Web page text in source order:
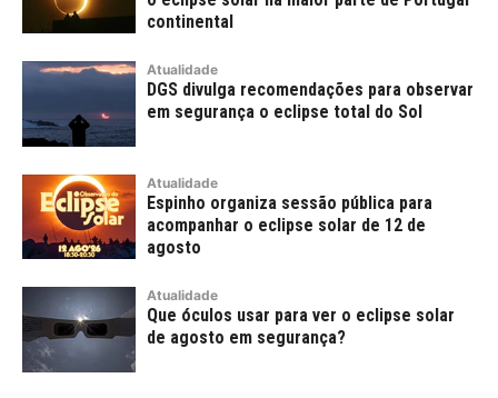
continental
Atualidade
DGS divulga recomendações para observar
em segurança o eclipse total do Sol
Atualidade
Espinho organiza sessão pública para
acompanhar o eclipse solar de 12 de
agosto
Atualidade
Que óculos usar para ver o eclipse solar
de agosto em segurança?